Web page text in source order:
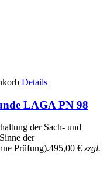
Details
LAGA PN 98
der Sach- und
der
Prüfung).495,00 € zzgl.